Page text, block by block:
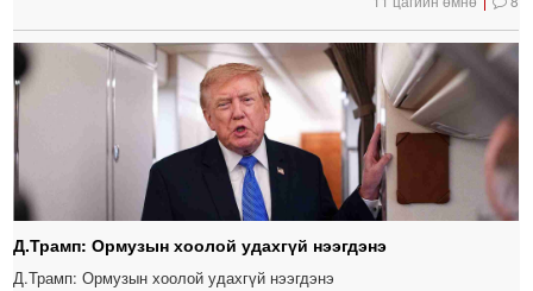
Д.Трамп: Ормузын хоолой удахгүй нээгдэнэ
Д.Трамп: Ормузын хоолой удахгүй нээгдэнэ